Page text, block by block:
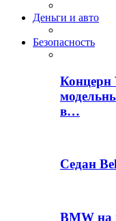
Деньги и авто
Безопасность
Концерн
в…
Седан
BMW на